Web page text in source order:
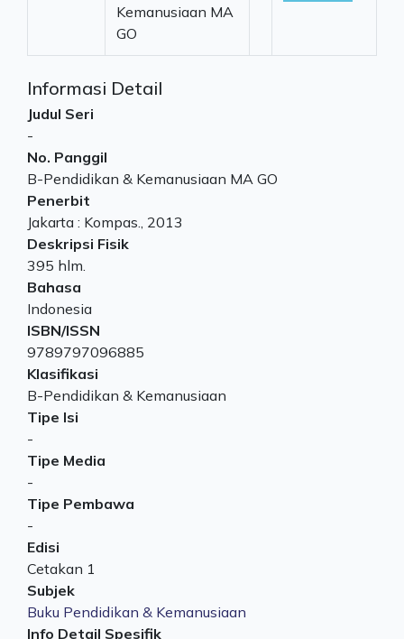
Kemanusiaan MA
GO
Informasi Detail
Judul Seri
-
No. Panggil
B-Pendidikan & Kemanusiaan MA GO
Penerbit
Jakarta : Kompas 2013
Deskripsi Fisik
395 hlm.
Bahasa
Indonesia
ISBN/ISSN
9789797096885
Klasifikasi
B-Pendidikan & Kemanusiaan
Tipe Isi
-
Tipe Media
-
Tipe Pembawa
-
Edisi
Cetakan 1
Subjek
Buku Pendidikan & Kemanusiaan
Info Detail Spesifik